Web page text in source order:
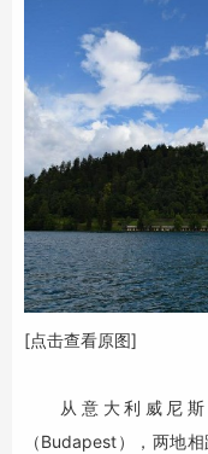
[点击查看原图]
从意大利威尼斯
（Budapest），两地